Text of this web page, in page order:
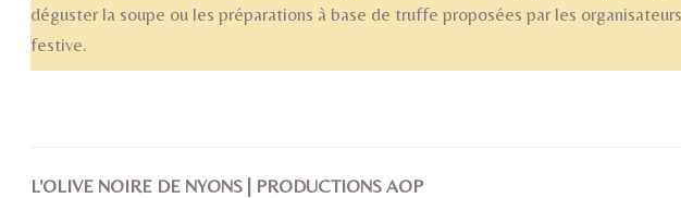
déguster la soupe ou les préparations à base de truffe proposées par les
festive.
L'OLIVE NOIRE DE NYONS | PRODUCTIONS AOP